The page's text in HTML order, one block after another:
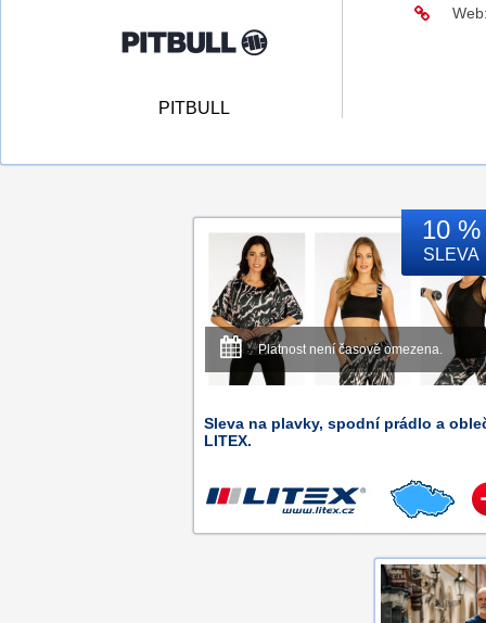
PITBULL
10 %
SLEVA
Platnost není časově omezena.
Sleva na plavky, spodní prádlo a
LITEX.